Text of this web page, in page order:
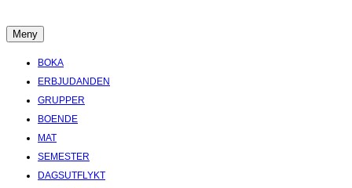
till
Boende Aktiviteter Möten Hemlig historia i Stockholms Skärgård
Meny
BOKA
ERBJUDANDEN
GRUPPER
BOENDE
MAT
SEMESTER
DAGSUTFLYKT